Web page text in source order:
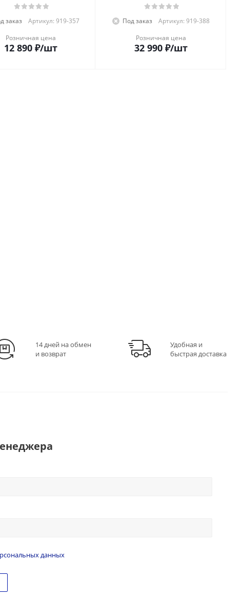
заказ
Артикул: 919-357
Розничная цена
12 890₽/шт
Под заказ
Артикул: 919-388
Розничная цена
32 990₽/шт
14 дней на обмен
и возврат
Удобная и
быстрая доставка
данных